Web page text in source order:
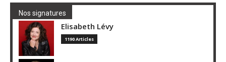
Nos signatures
Elisabeth Lévy
1190 Articles